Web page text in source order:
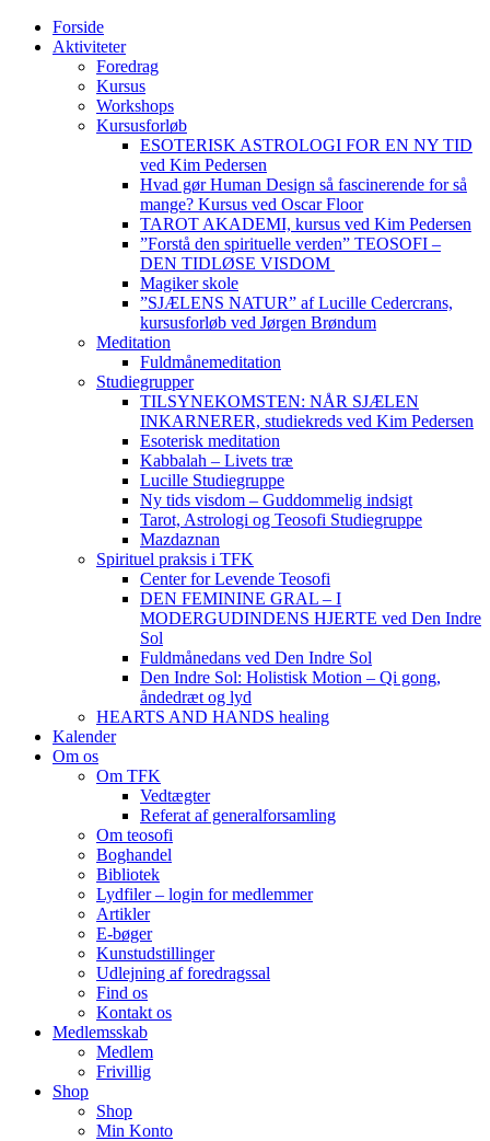
Forside
Aktiviteter
Foredrag
Kursus
Workshops
Kursusforløb
ESOTERISK ASTROLOGI FOR EN NY TID
ved Kim Pedersen
Hvad gør Human Design så fascinerende for så
mange? Kursus ved Oscar Floor
TAROT AKADEMI, kursus ved Kim Pedersen
”Forstå den spirituelle verden” TEOSOFI –
DEN TIDLØSE VISDOM
Magiker skole
”SJÆLENS NATUR” af Lucille Cedercrans,
kursusforløb ved Jørgen Brøndum
Meditation
Fuldmånemeditation
Studiegrupper
TILSYNEKOMSTEN: NÅR SJÆLEN
INKARNERER, studiekreds ved Kim Pedersen
Esoterisk meditation
Kabbalah – Livets træ
Lucille Studiegruppe
Ny tids visdom – Guddommelig indsigt
Tarot, Astrologi og Teosofi Studiegruppe
Mazdaznan
Spirituel praksis i TFK
Center for Levende Teosofi
DEN FEMININE GRAL – I
MODERGUDINDENS HJERTE ved Den Indre
Sol
Fuldmånedans ved Den Indre Sol
Den Indre Sol: Holistisk Motion – Qi gong,
åndedræt og lyd
HEARTS AND HANDS healing
Kalender
Om os
Om TFK
Vedtægter
Referat af generalforsamling
Om teosofi
Boghandel
Bibliotek
Lydfiler – login for medlemmer
Artikler
E-bøger
Kunstudstillinger
Udlejning af foredragssal
Find os
Kontakt os
Medlemsskab
Medlem
Frivillig
Shop
Shop
Min Konto